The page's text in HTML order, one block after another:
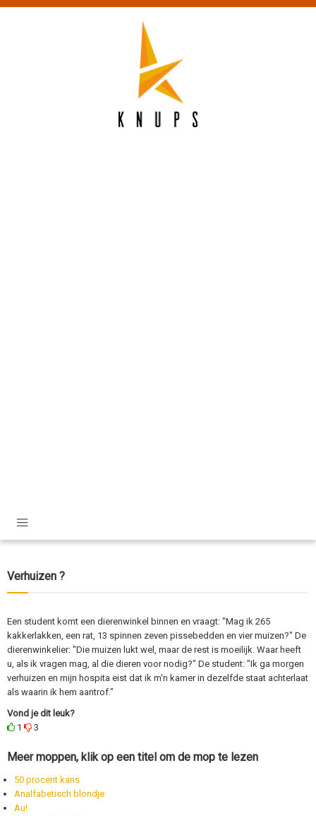
Verhuizen ?
Een student komt een dierenwinkel binnen en vraagt: "Mag ik 265
kakkerlakken, een rat, 13 spinnen zeven pissebedden en vier muizen?" De
dierenwinkelier: "Die muizen lukt wel, maar de rest is moeilijk. Waar heeft
u, als ik vragen mag, al die dieren voor nodig?" De student: "Ik ga morgen
verhuizen en mijn hospita eist dat ik m'n kamer in dezelfde staat achterlaat
als waarin ik hem aantrof."
Vond je dit leuk?
1
3
Meer moppen, klik op een titel om de mop te lezen
50 procent kans
Analfabetisch blondje
Au!